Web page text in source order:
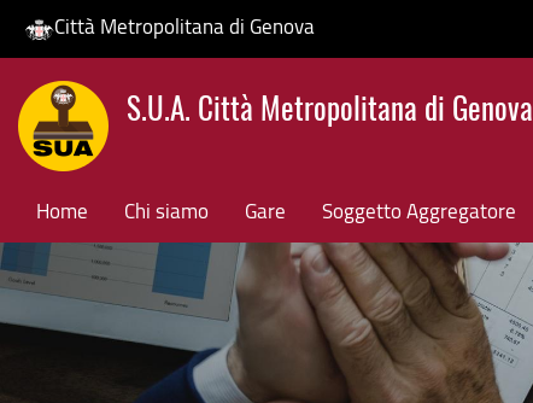
Salta
contenuto
principale
Città Metropolitana di Genova
S.U.A. Città Metropolitana di Genova
Home Chi siamo Gare Soggetto Aggregatore